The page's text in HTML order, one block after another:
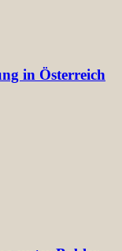
in Österreich